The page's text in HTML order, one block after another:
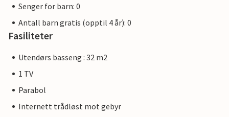
Senger for barn: 0
Antall barn gratis (opptil 4 år): 0
Fasiliteter
Utendørs basseng : 32 m2
1 TV
Parabol
Internett trådløst mot gebyr